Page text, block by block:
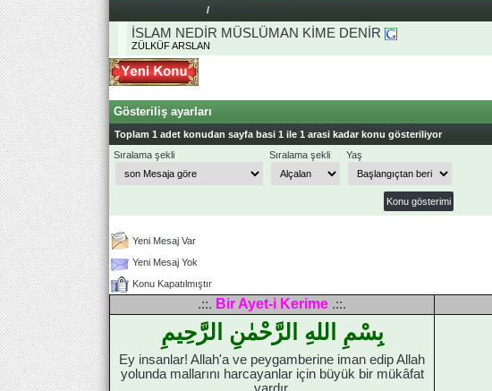
/
İSLAM NEDİR MÜSLÜMAN KİME DENİR
ZÜLKÜF ARSLAN
Gösteriliş ayarları
Toplam 1 adet konudan sayfa basi 1 ile 1 arasi kadar konu gösteriliyor
Sıralama şekli
Sıralama şekli Yaş
Yeni Mesaj Var
Yeni Mesaj Yok
Konu Kapatılmıştır
.::. Bir Ayet-i Kerime .::.
بِسْمِ اللهِ الرَّحْمٰنِ الرَّحِيمِ
Ey insanlar! Allah'a ve peygamberine iman edip Allah
yolunda mallarını harcayanlar için büyük bir mükâfat